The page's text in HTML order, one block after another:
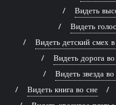
Видеть
Видеть
Видеть детский смех
Видеть дорога
Видеть звезда во
Видеть книга во сне